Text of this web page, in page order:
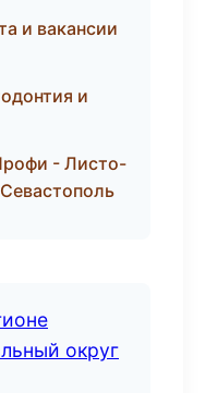
и вакансии
и
- Листо-
округ